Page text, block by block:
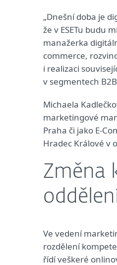
„Dnešní doba je
že v ESETu budu
manažerka
commerce,
i realizaci
v segmentech
Michaela
marketingové
Praha či jako E-
Hradec Králové v
Změna
Ve vedení
rozdělení
řídí veškeré